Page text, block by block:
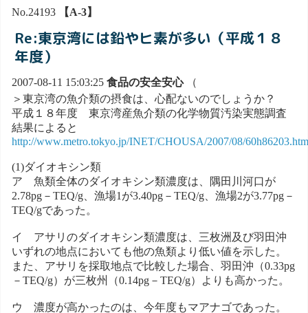
No.24193 【A-3】
Re:東京湾には鉛やヒ素が多い（平成１８
年度）
2007-08-11 15:03:25 食品の安全安心（
＞東京湾の魚介類の摂食は、心配ないのでしょうか？
平成１８年度 東京湾産魚介類の化学物質汚染実態調査
結果によると
http://www.metro.tokyo.jp/INET/CHOUSA/2007/08/60h86203.htm
(1)ダイオキシン類
ア 魚類全体のダイオキシン類濃度は、隅田川河口が
2.78pg－TEQ/g、漁場1が3.40pg－TEQ/g、漁場2が3.77pg－
TEQ/gであった。
イ アサリのダイオキシン類濃度は、三枚洲及び羽田沖
いずれの地点においても他の魚類より低い値を示した。
また、アサリを採取地点で比較した場合、羽田沖（0.33pg
－TEQ/g）が三枚州（0.14pg－TEQ/g）よりも高かった。
ウ 濃度が高かったのは、今年度もマアナゴであった。